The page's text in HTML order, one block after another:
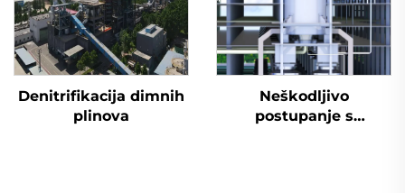
Denitrifikacija dimnih
plinova
Neškodljivo
postupanje s